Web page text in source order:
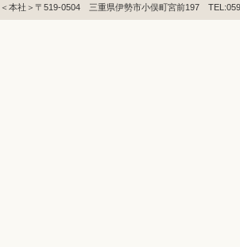
＜本社＞〒519-0504 三重県伊勢市小俣町宮前197